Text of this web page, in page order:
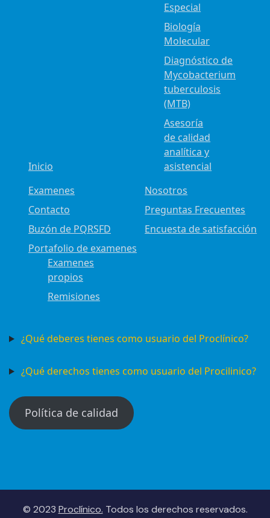
Inicio
Especial
Biología
Molecular
Diagnóstico de
Mycobacterium
tuberculosis
(MTB)
Asesoría
de calidad
analítica y
asistencial
Examenes
Nosotros
Contacto
Preguntas Frecuentes
Buzón de PQRSFD
Encuesta de satisfacción
Portafolio de examenes
Examenes
propios
Remisiones
¿Qué deberes tienes como usuario del Proclínico?
¿Qué derechos tienes como usuario del Procilinico?
Política de calidad
© 2023 Proclínico. Todos los derechos reservados.